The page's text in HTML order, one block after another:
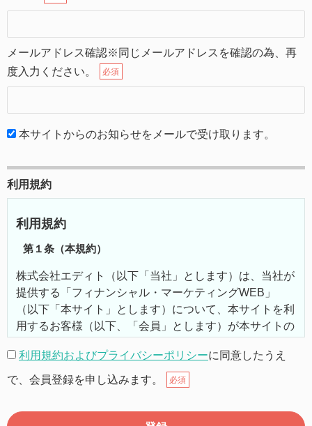
メールアドレス確認※同じメールアドレスを確認の為、再
度入力ください。
必須
本サイトからのお知らせをメールで受け取ります。
利用規約
利用規約
第１条（本規約）
株式会社エディト（以下「当社」とします）は、当社が
提供する「フィナンシャル・マーケティングWEB」
（以下「本サイト」とします）について、本サイトを利
用するお客様（以下、「会員」とします）が本サイトの
「本規約」とします）を定めます。
利用規約およびプライバシーポリシーに同意したうえ
で、会員登録を申し込みます。 必須